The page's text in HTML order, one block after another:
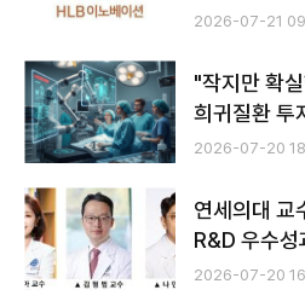
2026-07-21
"작지만 확
희귀질환 투
2026-07-20
연세의대 교
R&D 우수
2026-07-20